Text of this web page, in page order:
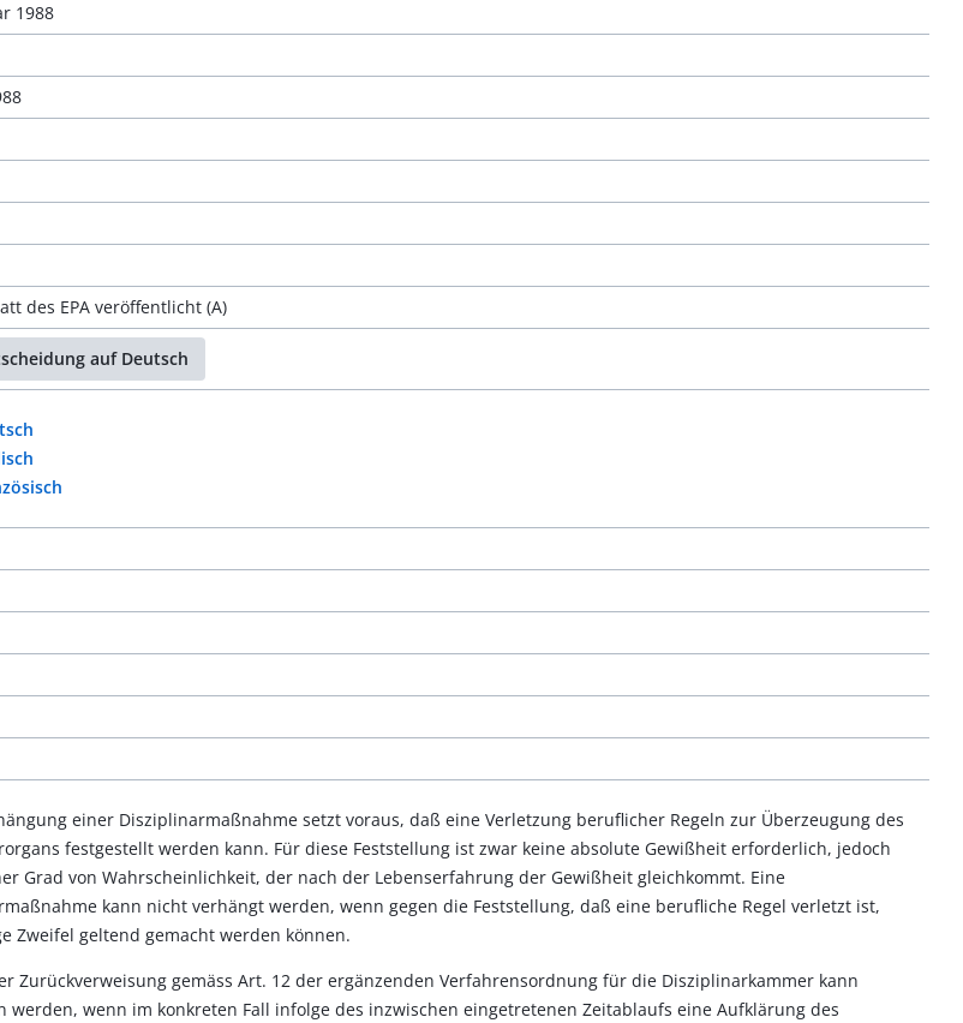
1988
des EPA veröffentlicht (A)
auf Deutsch
einer Disziplinarmaßnahme setzt voraus, daß eine Verletzung beruflicher Regeln zur Überzeugung des
festgestellt werden kann. Für diese Feststellung ist zwar keine absolute Gewißheit erforderlich, jedoch
Grad von Wahrscheinlichkeit, der nach der Lebenserfahrung der Gewißheit gleichkommt. Eine
kann nicht verhängt werden, wenn gegen die Feststellung, daß eine berufliche Regel verletzt ist,
Zweifel geltend gemacht werden können.
Zurückverweisung gemäss Art. 12 der ergänzenden Verfahrensordnung für die Disziplinarkammer kann
werden, wenn im konkreten Fall infolge des inzwischen eingetretenen Zeitablaufs eine Aufklärung des